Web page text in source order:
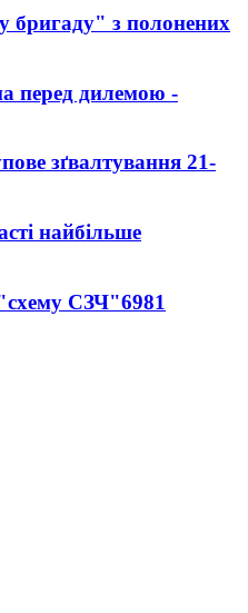
бригаду" з полонених
перед дилемою -
зґвалтування 21-
найбільше
СЗЧ"6981